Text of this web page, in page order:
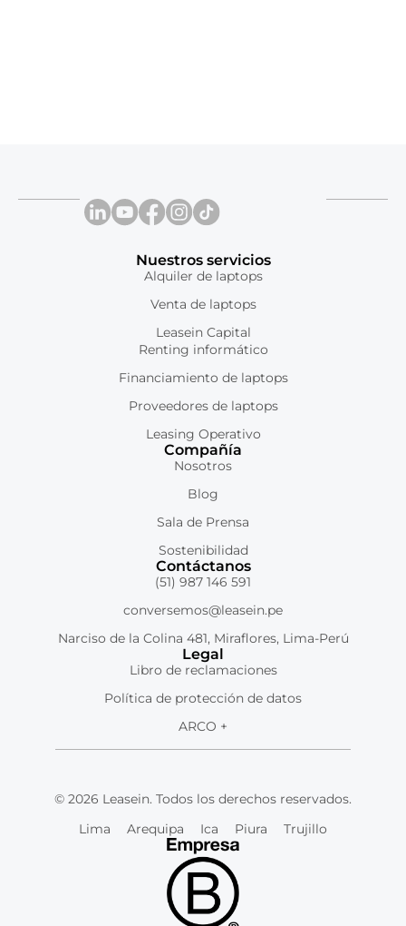
Nuestros servicios
Alquiler de laptops
Venta de laptops
Leasein Capital
Renting informático
Financiamiento de laptops
Proveedores de laptops
Leasing Operativo
Compañía
Nosotros
Blog
Sala de Prensa
Sostenibilidad
Contáctanos
(51) 987 146 591
conversemos@leasein.pe
Narciso de la Colina 481, Miraflores, Lima-Perú
Legal
Libro de reclamaciones
Política de protección de datos
ARCO +
© 2026 Leasein. Todos los derechos reservados.
Lima
Arequipa Ica Piura Trujillo